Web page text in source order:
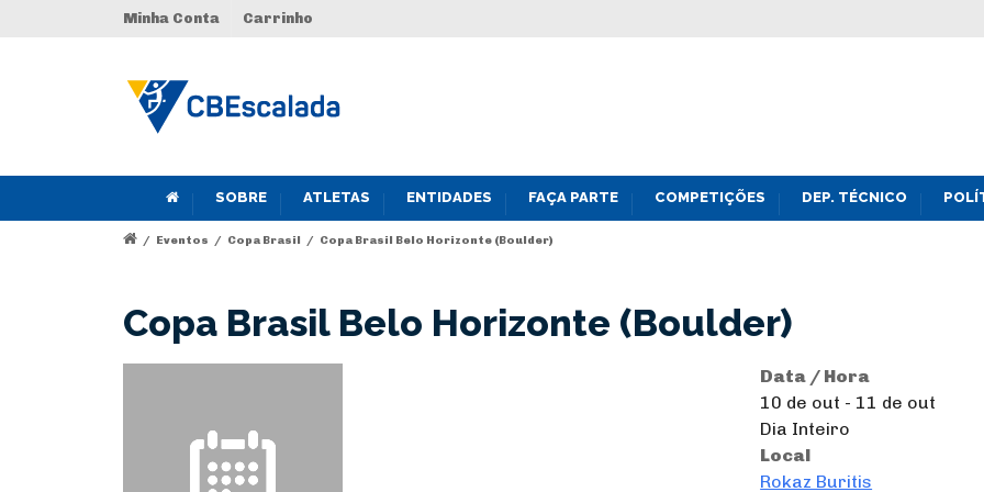
Minha Conta Carrinho
SOBRE ATLETAS ENTIDADES FAÇA PARTE COMPETIÇÕES DEP. TÉCNICO
/ Eventos / Copa Brasil / Copa Brasil Belo Horizonte (Boulder)
Copa Brasil Belo Horizonte (Boulder)
Data / Hora
10 de out - 11 de out
Dia Inteiro
Local
Rokaz Buritis